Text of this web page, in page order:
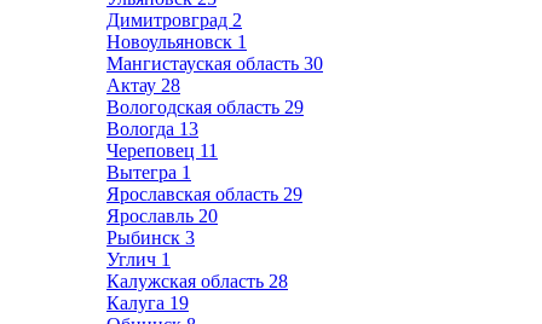
Димитровград 2
Новоульяновск 1
Мангистауская область 30
Актау 28
Вологодская область 29
Вологда 13
Череповец 11
Вытегра 1
Ярославская область 29
Ярославль 20
Рыбинск 3
Углич 1
Калужская область 28
Калуга 19